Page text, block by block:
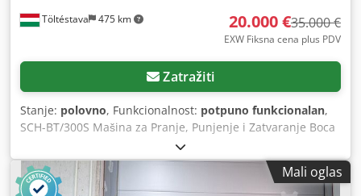
Töltéstava 475 km 20.000 €35.000 €
EXW Fiksna cena plus PDV
Zatražiti
Stanje: polovno, Funkcionalnost: potpuno funkcionalan,
SCH-BT/300S Mašina za Pranje, Punjenje i Zatvaranje Boca
SCH-BT/300S je potpuno automatizovana mašina
namenjena za pranje, dezinfekciju, ispiranje, punjenje i
zatvaranje boca za vodu zapremine 18,9 litara (5 galona).
Mali oglas